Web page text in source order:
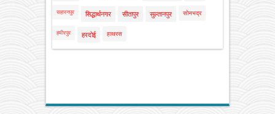
सहारनपुर सिद्धार्थनगर सीतापुर सुल्तानपुर सोनभद्र
हमीरपुर हरदोई हाथरस